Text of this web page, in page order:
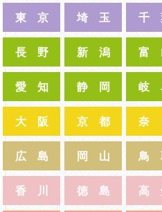
東 京 埼 玉 千
長 野 新 潟 富
愛 知 静 岡 岐
大 阪 京 都 奈
広 島 岡 山 鳥
香 川 徳 島 高